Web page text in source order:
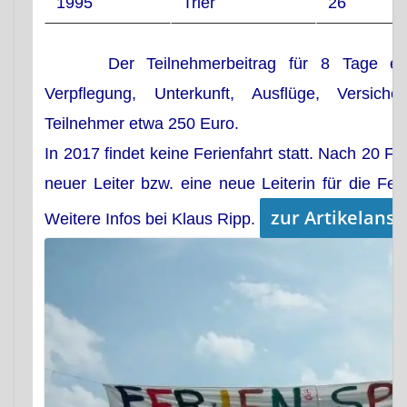
Der Teilnehmerbeitrag für 8 Tage
Verpflegung, Unterkunft, Ausflüge,
Teilnehmer etwa 250 Euro.
In 2017 findet keine Ferienfahrt statt. Nach 20
neuer Leiter bzw. eine neue Leiterin für die
Weitere Infos bei Klaus Ripp.
zur